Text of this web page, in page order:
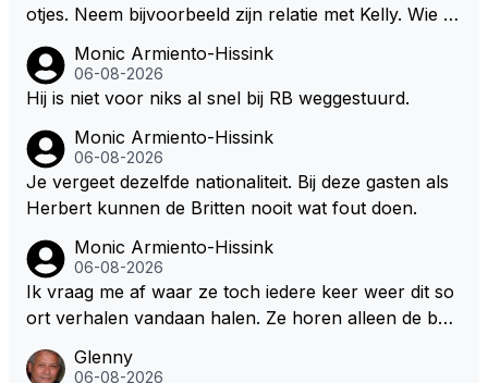
otjes. Neem bijvoorbeeld zijn relatie met Kelly. Wie g
artjes ouder is en al een kleine heeft van een voorm
alig RB-lid op de leeftijd van 23 jaar? Hij doet dingen
oon. Ieder jaar is er in Hongarije een uitje voor zijn t
eam. Op 28-jarige leeftijd is hij al eigenaar van een su
ccesvol raceteam. Hij is niet alleen speciaal in de aut
Monic Armiento-Hissink
06-08-2026
Hij is niet voor niks al snel bij RB weggestuurd.
Monic Armiento-Hissink
06-08-2026
Je vergeet dezelfde nationaliteit. Bij deze gasten als
Herbert kunnen de Britten nooit wat fout doen.
Monic Armiento-Hissink
06-08-2026
Ik vraag me af waar ze toch iedere keer weer dit so
ort verhalen vandaan halen. Ze horen alleen de boa
gedaan worden als ie nog vol adrenaline zit, maar ni
Glenny
06-08-2026